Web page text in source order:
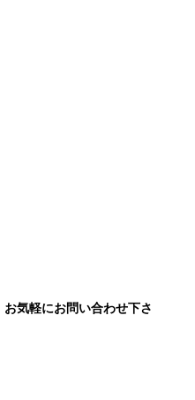
気軽にお問い合わせ下さ